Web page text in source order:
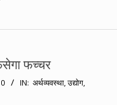
फच्चर
IN: अर्थव्यवस्था,उद्योग,